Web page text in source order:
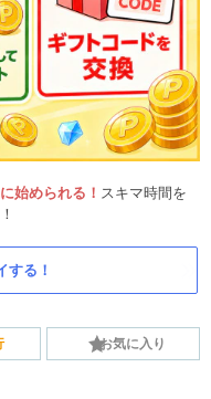
始められる！ スキマ時間を
する！
お気に入り